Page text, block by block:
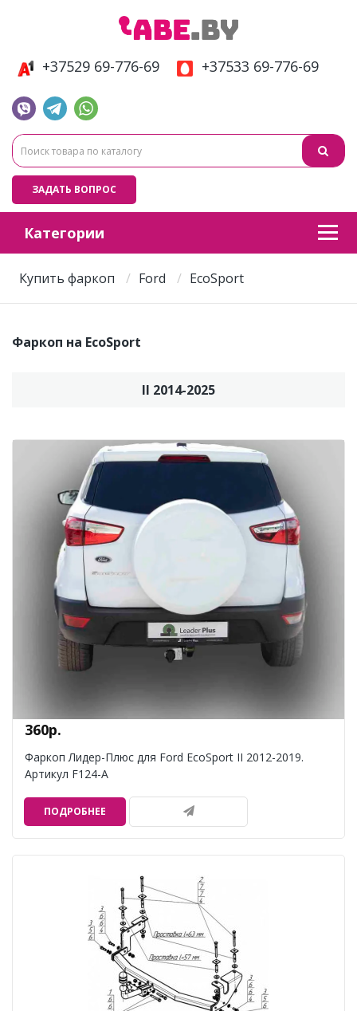
+37529 69-776-69 +37533 69-776-69
ЗАДАТЬ ВОПРОС
Категории
Купить фаркоп Ford EcoSport
Фаркоп на EcoSport
II 2014-2025
360р.
Фаркоп Лидер-Плюс для Ford EcoSport II 2012-2019.
Артикул F124-A
ПОДРОБНЕЕ